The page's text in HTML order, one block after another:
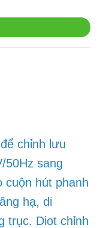
chỉnh lưu
50Hz sang
cuộn hút phanh
hạ, di
trục. Diot chỉnh